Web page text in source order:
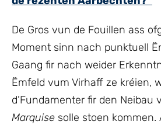
De Gros vun de Fouillen ass
Moment sinn nach punktuell
Gaang fir nach weider
Ëmfeld vum Virhaff ze kréien,
d’Fundamenter fir den Neibau
Marquise solle stoen